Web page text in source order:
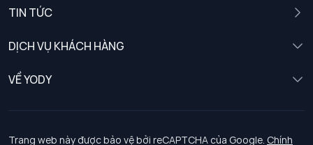
TIN TỨC
DỊCH VỤ KHÁCH HÀNG
Chính sách khách hàng thân thiết
Chính sách bảo vệ dữ liệu cá nhân
VỀ YODY
Tuyển dụng
Trang web này được bảo vệ bởi reCAPTCHA của Google. Chính